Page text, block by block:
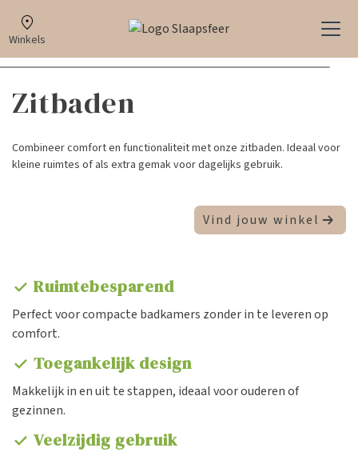
Winkels
Zitbaden
Combineer comfort en functionaliteit met onze zitbaden. Ideaal voor
kleine ruimtes of als extra gemak voor dagelijks gebruik.
Vind jouw winkel
check Ruimtebesparend
Perfect voor compacte badkamers zonder in te leveren op
comfort.
check Toegankelijk design
Makkelijk in en uit te stappen, ideaal voor ouderen of
gezinnen.
check Veelzijdig gebruik